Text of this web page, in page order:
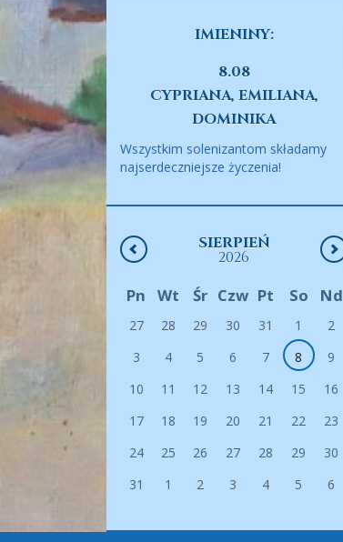
IMIENINY:
8.08
CYPRIANA, EMILIANA,
DOMINIKA
Wszystkim solenizantom składamy
najserdeczniejsze życzenia!
SIERPIEŃ
2026
Pn Wt Śr Czw Pt So Nd
27 28 29 30 31 1
2
3
4 5 6 7 8
9
10
11 12 13 14 15
16
17
18 19 20 21 22
23
24
25 26 27 28 29
30
31
1 2 3 4 5 6